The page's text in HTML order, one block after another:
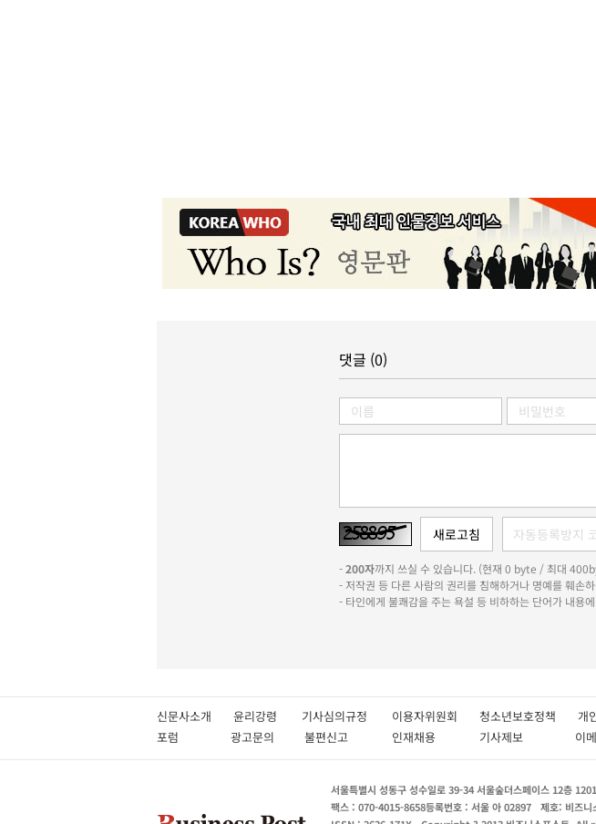
댓글 (0)
-200자까지 쓰실 수 있습니다. (현재 0 byte / 최대
- 저작권 등 다른 사람의 권리를 침해하거나 명예를 훼손
- 타인에게 불쾌감을 주는 욕설 등 비하하는 단어가 내용
신문사소개 윤리강령 기사심의규정 이용자위원회 청소년보호정책 개
포럼
광고문의 불편신고 인재채용 기사제보 이
서울특별시 성동구 성수일로 39-34 서울숲더스페이스 12층
팩스 : 070-4015-8658등록번호 : 서울 아 02897 제호: 비즈니